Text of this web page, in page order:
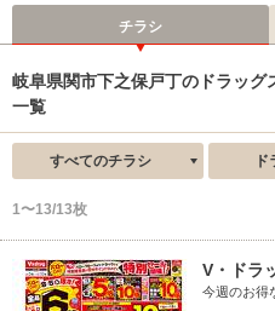
チラシ
岐阜県関市下之保戸丁のドラッグ
一覧
すべてのチラシ
1〜13/13枚
V・ドラ
今週のお得